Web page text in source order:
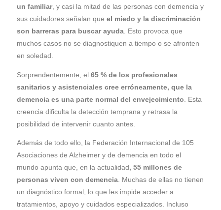
un familiar, y casi la mitad de las personas con demencia y
sus cuidadores señalan que el miedo y la discriminación
son barreras para buscar ayuda. Esto provoca que
muchos casos no se diagnostiquen a tiempo o se afronten
en soledad.
Sorprendentemente, el 65 % de los profesionales
sanitarios y asistenciales cree erróneamente, que la
demencia es una parte normal del envejecimiento . Esta
creencia dificulta la detección temprana y retrasa la
posibilidad de intervenir cuanto antes.
Además de todo ello, la Federación Internacional de 105
Asociaciones de Alzheimer y de demencia en todo el
mundo apunta que, en la actualidad , 55 millones de
personas viven con demencia. Muchas de ellas no tienen
un diagnóstico formal, lo que les impide acceder a
tratamientos, apoyo y cuidados especializados. Incluso